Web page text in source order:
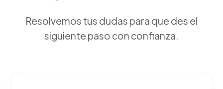
Resolvemos tus dudas para que des el
siguiente paso con confianza.